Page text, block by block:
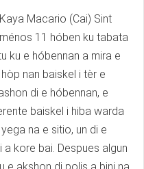
Macario (Cai) Sint
11 hóben ku tabata
ku e hóbennan a mira e
nan baiskel i tèr e
di e hóbennan, e
baiskel i hiba warda
na e sitio, un di e
kore bai. Despues algun